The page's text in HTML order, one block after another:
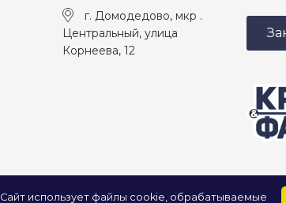
г. Домодедово, мкр .
Центральный, улица
Корнеева, 12
Сайт использует файлы cookie, обрабатываемые